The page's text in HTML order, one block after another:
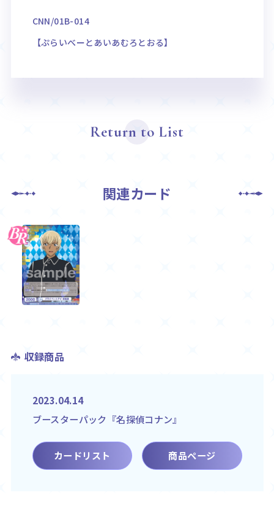
CNN/01B-014
【ぷらいべーとあいあむろとおる】
Return to List
関連カード
収録商品
2023.04.14
ブースターパック『名探偵コナン』
カードリスト 商品ページ